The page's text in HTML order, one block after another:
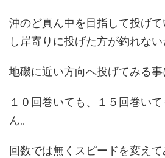
沖のど真ん中を目指して投げ
し岸寄りに投げた方が釣れない
地磯に近い方向へ投げてみる事
１０回巻いても、１５回巻い
ん。
回数では無くスピードを変えて